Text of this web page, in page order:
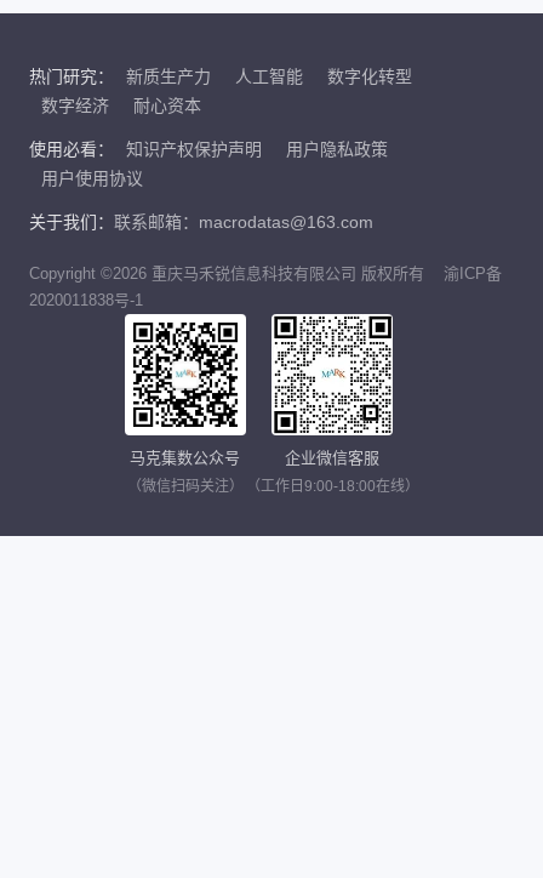
热门研究： 新质生产力 人工智能
数字化转型
数字经济
耐心资本
使用必看： 知识产权保护声明
用户隐私政策
用户使用协议
关于我们： 联系邮箱：macrodatas@163.com
Copyright ©2026 重庆马禾锐信息科技有限公司 版权所有
渝ICP备
2020011838号-1
马克集数公众号
（微信扫码关注）
企业微信客服
（工作日9:00-18:00在线）